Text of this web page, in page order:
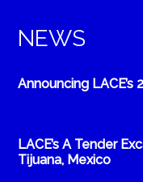
NEWS
Announcing LACE’s
LACE’s A Tender
Tijuana, Mexico